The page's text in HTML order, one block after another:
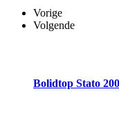
Vorige
Volgende
Bolidtop Stato 200